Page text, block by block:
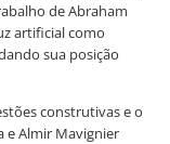
de Abraham
artificial como
sua posição
construtivas e o
e Almir Mavignier